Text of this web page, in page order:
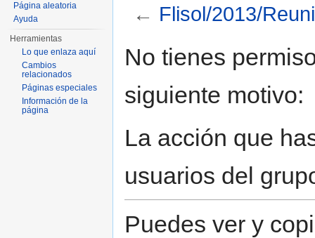
← Flisol/2013/
No tienes
siguiente motivo:
La acción que
usuarios del
Puedes ver y
Página aleatoria
Ayuda
Herramientas
Lo que enlaza aquí
Cambios
relacionados
Páginas especiales
Información de la
página